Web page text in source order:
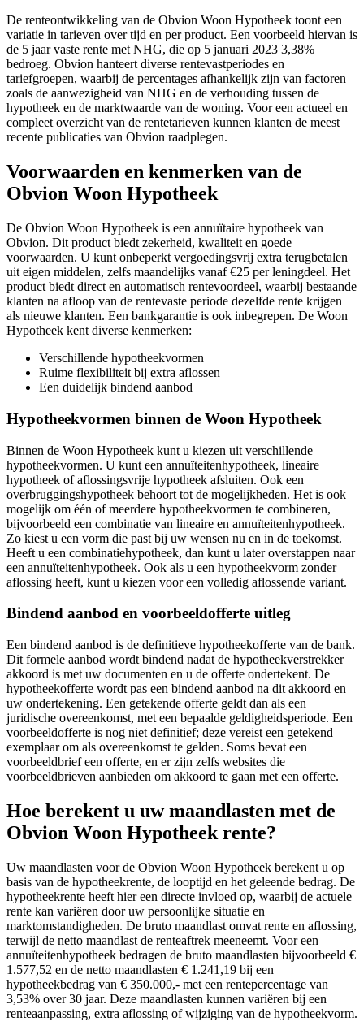
De renteontwikkeling van de Obvion Woon Hypotheek toont een
variatie in tarieven over tijd en per product. Een voorbeeld hiervan is
de 5 jaar vaste rente met NHG, die op 5 januari 2023 3,38%
bedroeg. Obvion hanteert diverse rentevastperiodes en
tariefgroepen, waarbij de percentages afhankelijk zijn van factoren
zoals de aanwezigheid van NHG en de verhouding tussen de
hypotheek en de marktwaarde van de woning. Voor een actueel en
compleet overzicht van de rentetarieven kunnen klanten de meest
recente publicaties van Obvion raadplegen.
Voorwaarden en kenmerken van de
Obvion Woon Hypotheek
De Obvion Woon Hypotheek is een annuïtaire hypotheek van
Obvion. Dit product biedt zekerheid, kwaliteit en goede
voorwaarden. U kunt onbeperkt vergoedingsvrij extra terugbetalen
uit eigen middelen, zelfs maandelijks vanaf €25 per leningdeel. Het
product biedt direct en automatisch rentevoordeel, waarbij bestaande
klanten na afloop van de rentevaste periode dezelfde rente krijgen
als nieuwe klanten. Een bankgarantie is ook inbegrepen. De Woon
Hypotheek kent diverse kenmerken:
Verschillende hypotheekvormen
Ruime flexibiliteit bij extra aflossen
Een duidelijk bindend aanbod
Hypotheekvormen binnen de Woon Hypotheek
Binnen de Woon Hypotheek kunt u kiezen uit verschillende
hypotheekvormen. U kunt een annuïteitenhypotheek, lineaire
hypotheek of aflossingsvrije hypotheek afsluiten. Ook een
overbruggingshypotheek behoort tot de mogelijkheden. Het is ook
mogelijk om één of meerdere hypotheekvormen te combineren,
bijvoorbeeld een combinatie van lineaire en annuïteitenhypotheek.
Zo kiest u een vorm die past bij uw wensen nu en in de toekomst.
Heeft u een combinatiehypotheek, dan kunt u later overstappen naar
een annuïteitenhypotheek. Ook als u een hypotheekvorm zonder
aflossing heeft, kunt u kiezen voor een volledig aflossende variant.
Bindend aanbod en voorbeeldofferte uitleg
Een bindend aanbod is de definitieve hypotheekofferte van de bank.
Dit formele aanbod wordt bindend nadat de hypotheekverstrekker
akkoord is met uw documenten en u de offerte ondertekent. De
hypotheekofferte wordt pas een bindend aanbod na dit akkoord en
uw ondertekening. Een getekende offerte geldt dan als een
juridische overeenkomst, met een bepaalde geldigheidsperiode. Een
voorbeeldofferte is nog niet definitief; deze vereist een getekend
exemplaar om als overeenkomst te gelden. Soms bevat een
voorbeeldbrief een offerte, en er zijn zelfs websites die
voorbeeldbrieven aanbieden om akkoord te gaan met een offerte.
Hoe berekent u uw maandlasten met de
Obvion Woon Hypotheek rente?
Uw maandlasten voor de Obvion Woon Hypotheek berekent u op
basis van de hypotheekrente, de looptijd en het geleende bedrag. De
hypotheekrente heeft hier een directe invloed op, waarbij de actuele
rente kan variëren door uw persoonlijke situatie en
marktomstandigheden. De bruto maandlast omvat rente en aflossing,
terwijl de netto maandlast de renteaftrek meeneemt. Voor een
annuïteitenhypotheek bedragen de bruto maandlasten bijvoorbeeld €
1.577,52 en de netto maandlasten € 1.241,19 bij een
hypotheekbedrag van € 350.000,- met een rentepercentage van
3,53% over 30 jaar. Deze maandlasten kunnen variëren bij een
renteaanpassing, extra aflossing of wijziging van de hypotheekvorm.